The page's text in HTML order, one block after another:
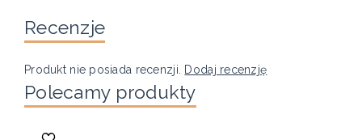
Recenzje
Produkt nie posiada recenzji. Dodaj recenzję
Polecamy produkty